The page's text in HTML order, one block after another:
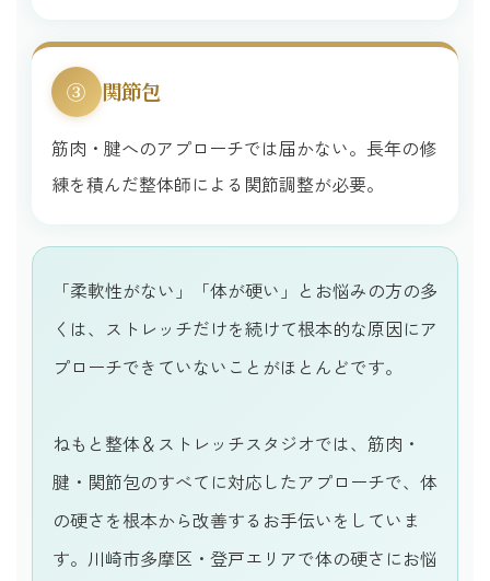
③ 関節包
筋肉・腱へのアプローチでは届かない。長年の修
練を積んだ整体師による関節調整が必要。
「柔軟性がない」「体が硬い」とお悩みの方の多
くは、ストレッチだけを続けて根本的な原因にア
プローチできていないことがほとんどです。
ねもと整体＆ストレッチスタジオでは、筋肉・
腱・関節包のすべてに対応したアプローチで、体
の硬さを根本から改善するお手伝いをしていま
す。川崎市多摩区・登戸エリアで体の硬さにお悩